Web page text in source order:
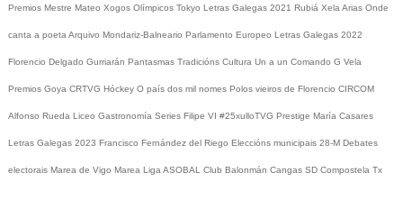
Premios Mestre Mateo Xogos Olímpicos Tokyo Letras Galegas 2021 Rubiá Xela Arias Onde
canta a poeta Arquivo Mondariz-Balneario Parlamento Europeo Letras Galegas 2022
Florencio Delgado Gurriarán Pantasmas Tradicións Cultura Un a un Comando G Vela
Premios Goya CRTVG Hóckey O país dos mil nomes Polos vieiros de Florencio CIRCOM
Alfonso Rueda Liceo Gastronomía Series Filipe VI #25xulloTVG Prestige María Casares
Letras Galegas 2023 Francisco Fernández del Riego Eleccións municipais 28-M Debates
electorais Marea de Vigo Marea Liga ASOBAL Club Balonmán Cangas SD Compostela Tx